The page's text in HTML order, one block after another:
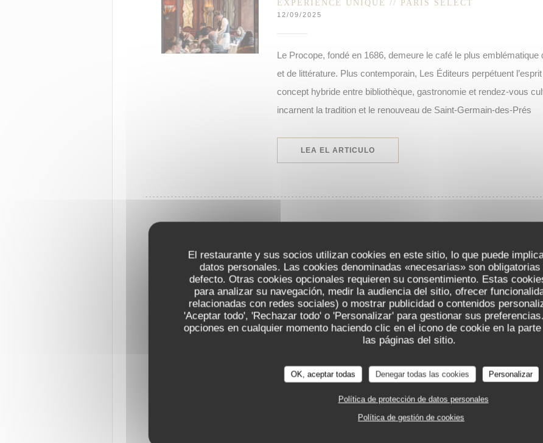
El restaurante y sus socios utilizan cookies en este sitio, lo que puede
datos personales. Las cookies denominadas «necesarias» son
defecto. Otras cookies opcionales requieren su consentimiento. Estas
para analizar su navegación, medir la audiencia del sitio, ofrecer
relacionadas con redes sociales) o mostrar publicidad o contenidos
'Aceptar todo', 'Rechazar todo' o 'Personalizar' para gestionar sus
opciones en cualquier momento haciendo clic en el icono de cookie en la
las páginas del sitio.
OK, aceptar todas Denegar todas las cookies Personalizar
Política de protección de datos personales
Política de gestión de cookies
EXPÉRIENCE UNIQUE // PARIS SELECT
12/09/2025
Le Procope, fondé en 1686, demeure le café le plus emblématique
et de littérature. Plus contemporain, Les Éditeurs perpétuent
concept hybride entre bibliothèque, gastronomie et rendez-vous
incarnent la tradition et le renouveau de Saint-Germain-des-Prés
LEA EL ARTICULO((ABRE EN UNA NUEVA VENTANA))
C’est au cœur du très animé quartier de Saint-Germain-des-Prés
les plus anciens de la capitale. Son nom ? Le Procope. Un
devenu aujourd’hui le plus vieux café du monde. Un café littéraire
les penseurs et les intellectuels de l’époque…
LEA EL ARTICULO((ABRE EN UNA NUEVA VENTANA))